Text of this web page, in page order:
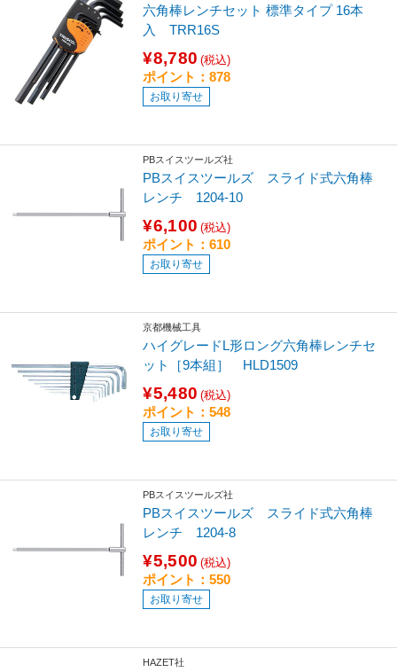
六角棒レンチセット 標準タイプ 16本
入 TRR16S
¥8,780 (税込)
ポイント：878
お取り寄せ
PBスイスツールズ社
PBスイスツールズ スライド式六角棒
レンチ 1204-10
¥6,100 (税込)
ポイント：610
お取り寄せ
京都機械工具
ハイグレードL形ロング六角棒レンチセ
ット［9本組］ HLD1509
¥5,480 (税込)
ポイント：548
お取り寄せ
PBスイスツールズ社
PBスイスツールズ スライド式六角棒
レンチ 1204-8
¥5,500 (税込)
ポイント：550
お取り寄せ
HAZET社